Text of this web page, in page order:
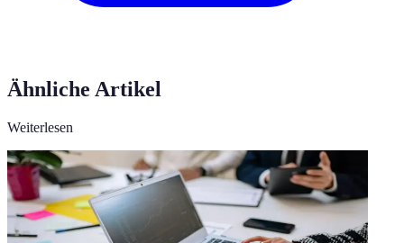
Ähnliche Artikel
Weiterlesen